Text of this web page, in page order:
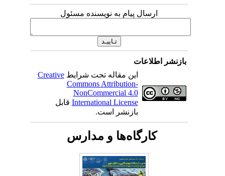
ارسال پیام به نویسنده مسئول
بازنشر اطلاعات
این مقاله تحت شرایطCreative
Commons Attribution-
NonCommercial 4.0
International Licenseقابل
بازنشر است.
کارگاه‌ها و مدارس